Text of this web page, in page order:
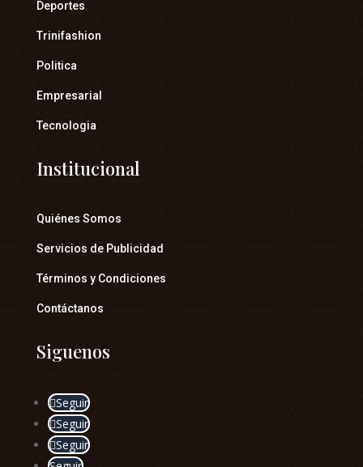
Deportes
Trinifashion
Politica
Empresarial
Tecnologia
Institucional
Quiénes Somos
Servicios de Publicidad
Términos y Condiciones
Contáctanos
Siguenos
Seguir
Seguir
Seguir